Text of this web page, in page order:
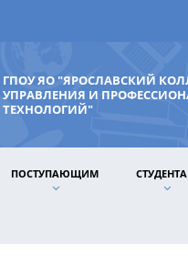
ГПОУ ЯО "ЯРОСЛАВСКИЙ
УПРАВЛЕНИЯ И
ТЕХНОЛОГИЙ"
ПОСТУПАЮЩИМ